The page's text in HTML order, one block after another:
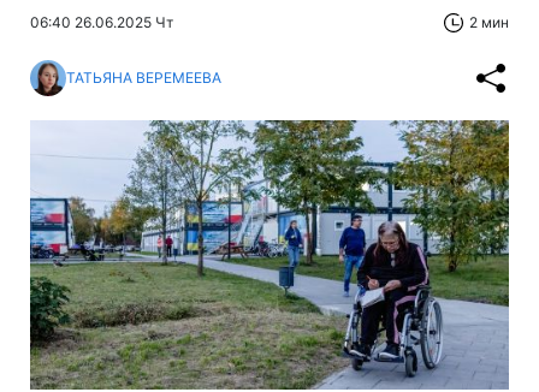
06:40 26.06.2025 Чт 2 мин
ТАТЬЯНА ВЕРЕМЕЕВА